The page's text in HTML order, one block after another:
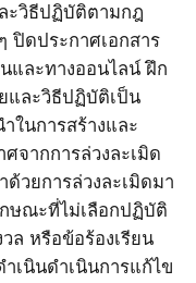
ะวิธีปฏิบัติตามกฎ
ปิดประกาศเอกสาร
และทางออนไลน์ ฝึก
และวิธีปฏิบัติเป็น
ในการสร้างและ
จากการล่วงละเมิด
วยการล่วงละเมิดมา
ษณะที่ไม่เลือกปฏิบัติ
ล หรือข้อร้องเรียน
ำเนินดำเนินการแก้ไข